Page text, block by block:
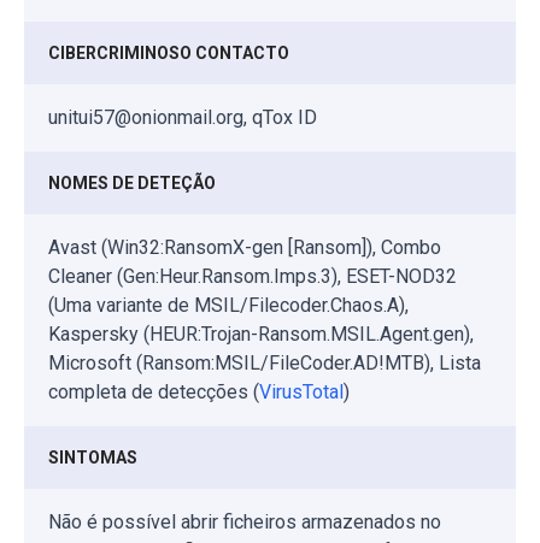
CIBERCRIMINOSO CONTACTO
unitui57@onionmail.org, qTox ID
NOMES DE DETEÇÃO
Avast (Win32:RansomX-gen [Ransom]), Combo
Cleaner (Gen:Heur.Ransom.Imps.3), ESET-NOD32
(Uma variante de MSIL/Filecoder.Chaos.A),
Kaspersky (HEUR:Trojan-Ransom.MSIL.Agent.gen),
Microsoft (Ransom:MSIL/FileCoder.AD!MTB), Lista
completa de detecções (VirusTotal)
SINTOMAS
Não é possível abrir ficheiros armazenados no